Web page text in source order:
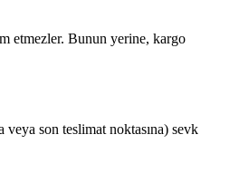
etmezler. Bunun yerine, kargo
son teslimat noktasına) sevk